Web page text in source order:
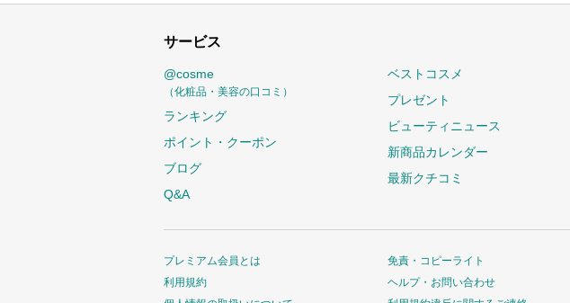
サービス
@cosme
（化粧品・美容の口コミ）
ランキング
ポイント・クーポン
ブログ
Q&A
ベストコスメ
プレゼント
ビューティニュース
新商品カレンダー
最新クチコミ
プレミアム会員とは
利用規約
免責・コピーライト
ヘルプ・お問い合わせ